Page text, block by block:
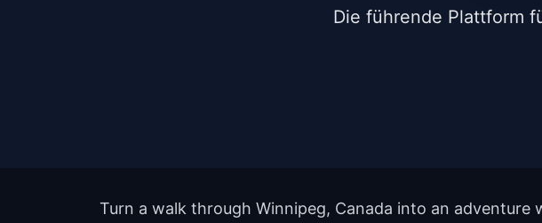
Die führende Plattform
Turn a walk through Winnipeg, Canada into an